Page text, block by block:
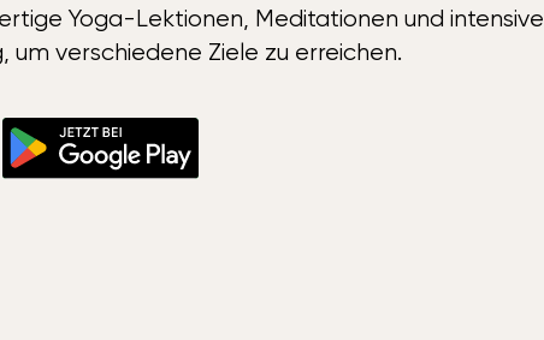
Yoga-Lektionen, Meditationen und intensive
um verschiedene Ziele zu erreichen.